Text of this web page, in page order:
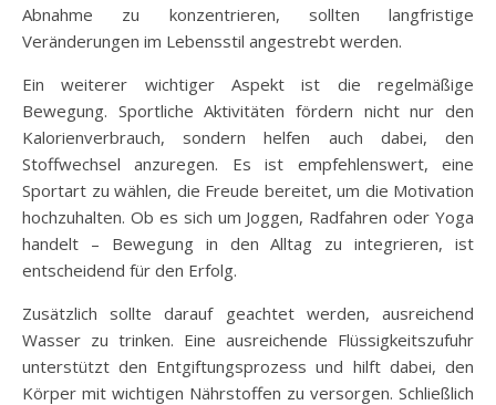
Abnahme zu konzentrieren, sollten langfristige
Veränderungen im Lebensstil angestrebt werden.
Ein weiterer wichtiger Aspekt ist die regelmäßige
Bewegung. Sportliche Aktivitäten fördern nicht nur den
Kalorienverbrauch, sondern helfen auch dabei, den
Stoffwechsel anzuregen. Es ist empfehlenswert, eine
Sportart zu wählen, die Freude bereitet, um die Motivation
hochzuhalten. Ob es sich um Joggen, Radfahren oder Yoga
handelt – Bewegung in den Alltag zu integrieren, ist
entscheidend für den Erfolg.
Zusätzlich sollte darauf geachtet werden, ausreichend
Wasser zu trinken. Eine ausreichende Flüssigkeitszufuhr
unterstützt den Entgiftungsprozess und hilft dabei, den
Körper mit wichtigen Nährstoffen zu versorgen. Schließlich